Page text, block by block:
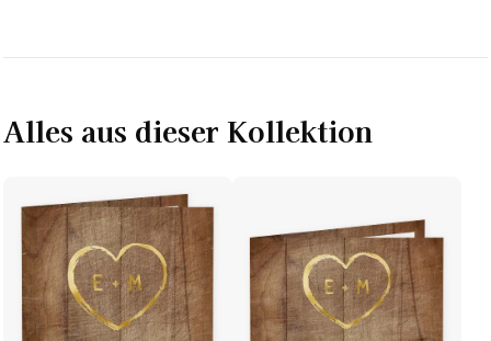
Alles aus dieser Kollektion